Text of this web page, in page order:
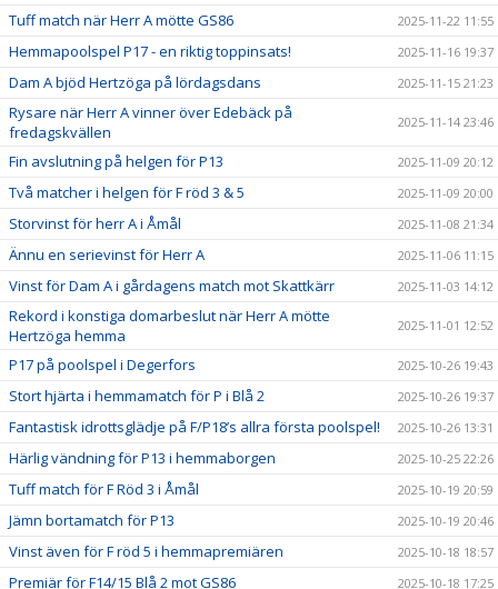
Tuff match när Herr A mötte GS86 2025-11-22 11:55
Hemmapoolspel P17 - en riktig toppinsats! 2025-11-16 19:37
Dam A bjöd Hertzöga på lördagsdans 2025-11-15 21:23
Rysare när Herr A vinner över Edebäck på
fredagskvällen
2025-11-14 23:46
Fin avslutning på helgen för P13 2025-11-09 20:12
Två matcher i helgen för F röd 3 & 5 2025-11-09 20:00
Storvinst för herr A i Åmål 2025-11-08 21:34
Ännu en serievinst för Herr A 2025-11-06 11:15
Vinst för Dam A i gårdagens match mot Skattkärr 2025-11-03 14:12
Rekord i konstiga domarbeslut när Herr A mötte
Hertzöga hemma
2025-11-01 12:52
P17 på poolspel i Degerfors 2025-10-26 19:43
Stort hjärta i hemmamatch för P i Blå 2 2025-10-26 19:37
Fantastisk idrottsglädje på F/P18’s allra första poolspel! 2025-10-26 13:31
Härlig vändning för P13 i hemmaborgen 2025-10-25 22:26
Tuff match för F Röd 3 i Åmål 2025-10-19 20:59
Jämn bortamatch för P13 2025-10-19 20:46
Vinst även för F röd 5 i hemmapremiären 2025-10-18 18:57
Premiär för F14/15 Blå 2 mot GS86 2025-10-18 17:25